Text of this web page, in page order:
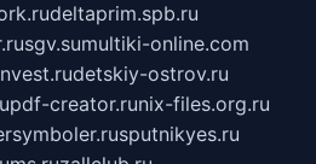
deltaprim.spb.ru
sgv.sumultiki-online.com
detskiy-ostrov.ru
pdf-creator.runix-files.org.ru
sputnikyes.ru